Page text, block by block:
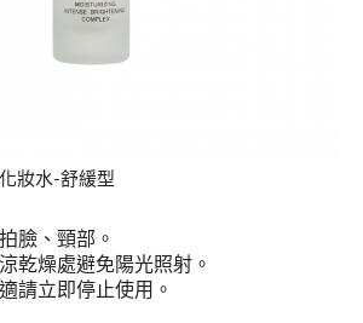
妝水-舒緩型
臉、頸部。
乾燥處避免陽光照射。
請立即停止使用。